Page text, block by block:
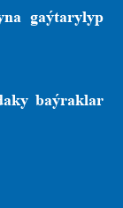
gaýtarylyp
baýraklar